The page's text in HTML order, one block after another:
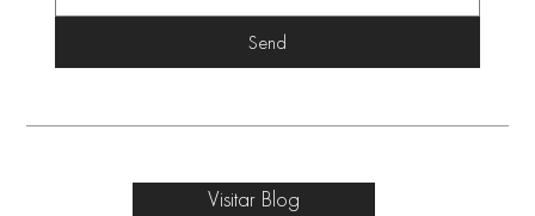
Send
Visitar Blog